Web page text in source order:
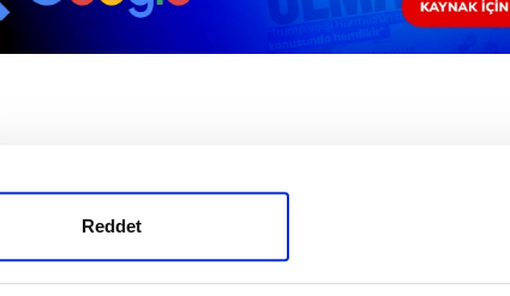
Reddet
Sabah.com.tr Uygulamamızı İndirin
Uygulamalara Özel Ayrıcalıkları Keşfedin!